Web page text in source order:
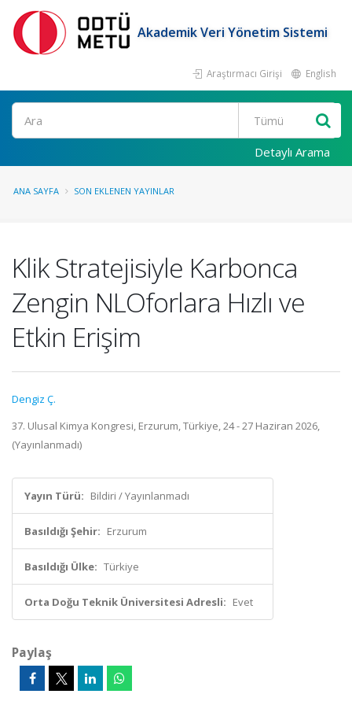
Akademik Veri Yönetim Sistemi
Araştırmacı Girişi English
Ara
Detaylı Arama
ANA SAYFA SON EKLENEN YAYINLAR
Klik Stratejisiyle Karbonca
Zengin NLOforlara Hızlı ve
Etkin Erişim
Dengiz Ç.
37. Ulusal Kimya Kongresi, Erzurum, Türkiye, 24 - 27 Haziran 2026,
(Yayınlanmadı)
Yayın Türü: Bildiri / Yayınlanmadı
Basıldığı Şehir: Erzurum
Basıldığı Ülke: Türkiye
Orta Doğu Teknik Üniversitesi Adresli: Evet
Paylaş